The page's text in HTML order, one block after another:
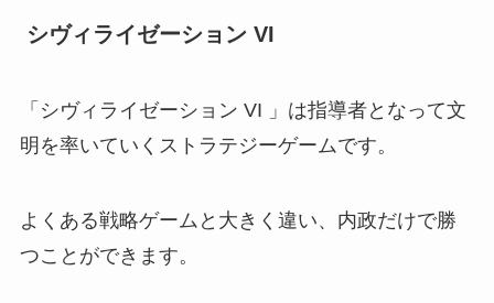
シヴィライゼーション VI
「シヴィライゼーション VI 」は指導者となって文
明を率いていくストラテジーゲームです。
よくある戦略ゲームと大きく違い、内政だけで勝
つことができます。